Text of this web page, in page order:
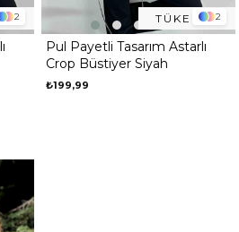
2 TÜKENDI2
Pul Payetli Tasarım Astarlı
Crop Büstiyer Siyah
₺199,99
tarafınızca korunmasını, sms ve
almayıkabul ediyorum.
Çevir Kazan